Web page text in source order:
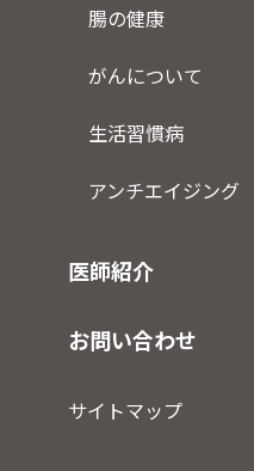
腸の健康
がんについて
生活習慣病
アンチエイジング
医師紹介
お問い合わせ
サイトマップ